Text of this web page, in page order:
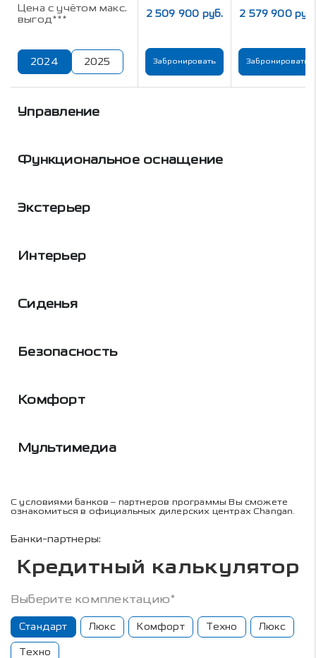
Цена с учётом макс.
выгод***
2 509 900 руб. 2 579 900 руб.
2024 2025 Забронировать Забронировать
Управление
Функциональное оснащение
Экстерьер
Интерьер
Сиденья
Безопасность
Комфорт
Мультимедиа
С условиями банков – партнеров программы Вы сможете
ознакомиться в официальных дилерских центрах Changan.
Банки-партнеры:
Кредитный калькулятор
Выберите комплектацию*
Стандарт Люкс Комфорт Техно Люкс
Техно